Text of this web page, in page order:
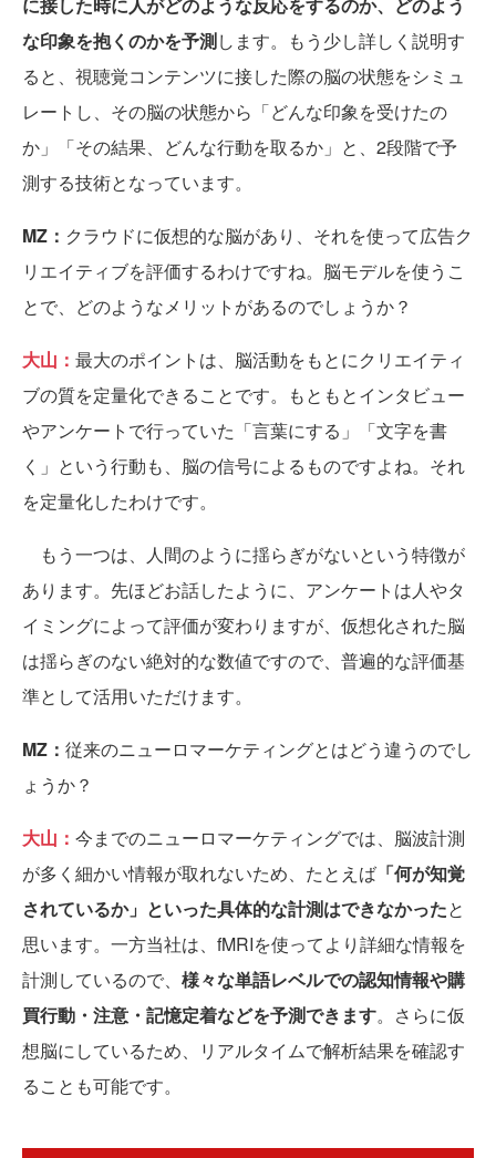
に接した時に人がどのような反応をするのか、どのよう
な印象を抱くのかを予測します。もう少し詳しく説明す
ると、視聴覚コンテンツに接した際の脳の状態をシミュ
レートし、その脳の状態から「どんな印象を受けたの
か」「その結果、どんな行動を取るか」と、2段階で予
測する技術となっています。
MZ： クラウドに仮想的な脳があり、それを使って広告ク
リエイティブを評価するわけですね。脳モデルを使うこ
とで、どのようなメリットがあるのでしょうか？
大山： 最大のポイントは、脳活動をもとにクリエイティ
ブの質を定量化できることです。もともとインタビュー
やアンケートで行っていた「言葉にする」「文字を書
く」という行動も、脳の信号によるものですよね。それ
を定量化したわけです。
もう一つは、人間のように揺らぎがないという特徴が
あります。先ほどお話したように、アンケートは人やタ
イミングによって評価が変わりますが、仮想化された脳
は揺らぎのない絶対的な数値ですので、普遍的な評価基
準として活用いただけます。
MZ： 従来のニューロマーケティングとはどう違うのでし
ょうか？
大山： 今までのニューロマーケティングでは、脳波計測
が多く細かい情報が取れないため、たとえば 「何が知覚
されているか」といった具体的な計測はできなかったと
思います。一方当社は、fMRIを使ってより詳細な情報を
計測しているので、 様々な単語レベルでの認知情報や購
買行動・注意・記憶定着などを予測できます。さらに仮
想脳にしているため、リアルタイムで解析結果を確認す
ることも可能です。